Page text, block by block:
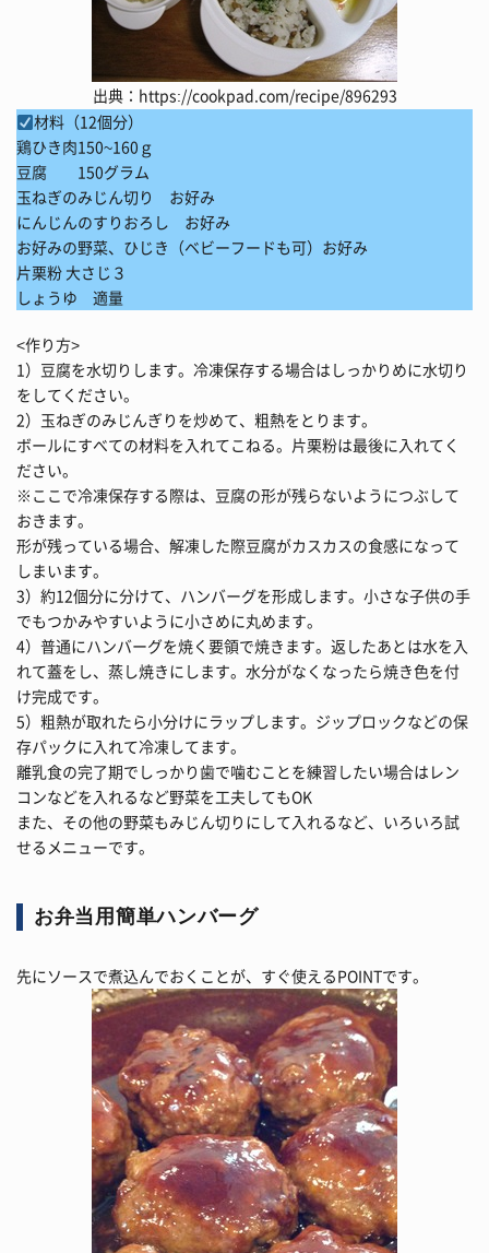
出典： https://cookpad.com/recipe/896293
材料（12個分）
鶏ひき肉150~160ｇ
豆腐 150グラム
玉ねぎのみじん切り お好み
にんじんのすりおろし お好み
お好みの野菜、ひじき（ベビーフードも可）お好み
片栗粉 大さじ３
しょうゆ 適量
<作り方>
1）豆腐を水切りします。冷凍保存する場合はしっかりめに水切り
をしてください。
2）玉ねぎのみじんぎりを炒めて、粗熱をとります。
ボールにすべての材料を入れてこねる。片栗粉は最後に入れてく
ださい。
※ここで冷凍保存する際は、豆腐の形が残らないようにつぶして
おきます。
形が残っている場合、解凍した際豆腐がカスカスの食感になって
しまいます。
3）約12個分に分けて、ハンバーグを形成します。小さな子供の手
でもつかみやすいように小さめに丸めます。
4）普通にハンバーグを焼く要領で焼きます。返したあとは水を入
れて蓋をし、蒸し焼きにします。水分がなくなったら焼き色を付
け完成です。
5）粗熱が取れたら小分けにラップします。ジップロックなどの保
存パックに入れて冷凍してます。
離乳食の完了期でしっかり歯で噛むことを練習したい場合はレン
コンなどを入れるなど野菜を工夫してもOK
また、その他の野菜もみじん切りにして入れるなど、いろいろ試
せるメニューです。
お弁当用簡単ハンバーグ
先にソースで煮込んでおくことが、すぐ使えるPOINTです。